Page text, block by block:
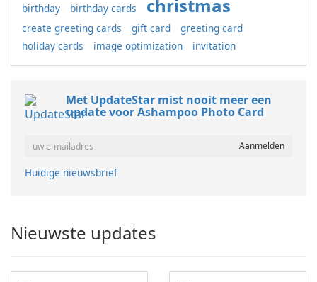
birthday birthday cards christmas
create greeting cards gift card
greeting card
holiday cards
image optimization invitation
Met UpdateStar mist nooit meer een
update voor Ashampoo Photo Card
Huidige nieuwsbrief
Nieuwste updates